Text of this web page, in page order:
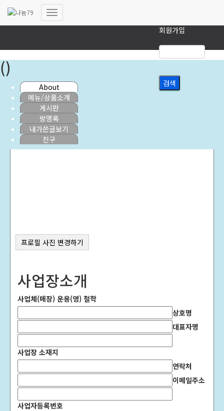
회원가입
내비게이션
()
About
메뉴/상품소개
게시판
방명록
내가쓴글보기
친구
프로필 사진 변경하기
사업장소개
사업체(매장) 운용(영) 철학
상호명
대표자명
사업장 소재지
연락처
이메일주소
사업자등록번호